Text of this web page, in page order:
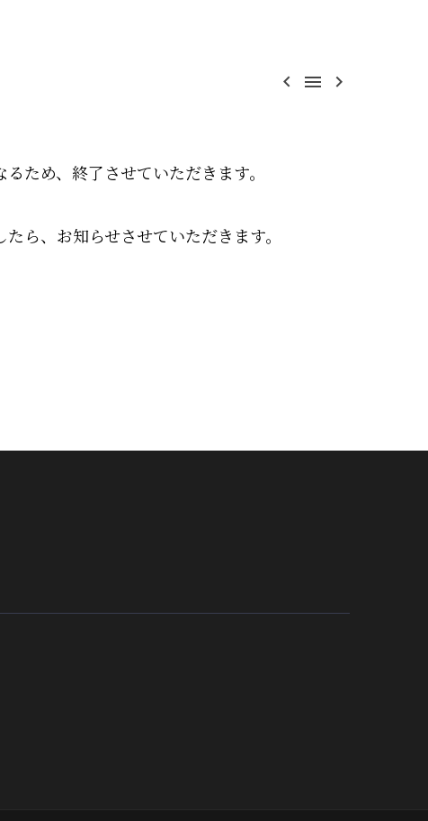
  
ため、終了させていただきます。
ら、お知らせさせていただきます。